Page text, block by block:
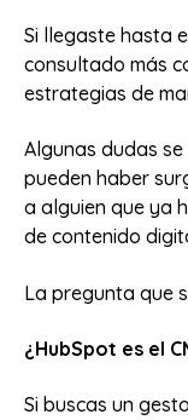
Si llegaste hasta
consultado más
estrategias de
Algunas dudas
pueden haber
a alguien que ya
de contenido
La pregunta que
¿HubSpot es el
Si buscas un